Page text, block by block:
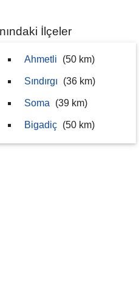
İlçeler
Ahmetli (50 km)
Sındırgı (36 km)
Soma (39 km)
Bigadiç (50 km)